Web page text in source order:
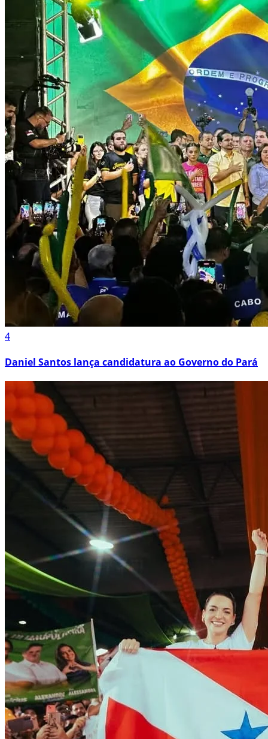
4
Daniel Santos lança candidatura ao Governo do Pará